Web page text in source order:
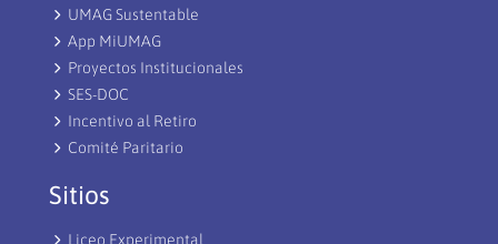
UMAG Sustentable
App MiUMAG
Proyectos Institucionales
SES-DOC
Incentivo al Retiro
Comité Paritario
Sitios
Liceo Experimental